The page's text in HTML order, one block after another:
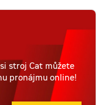
stroj Cat můžete
pronájmu online!